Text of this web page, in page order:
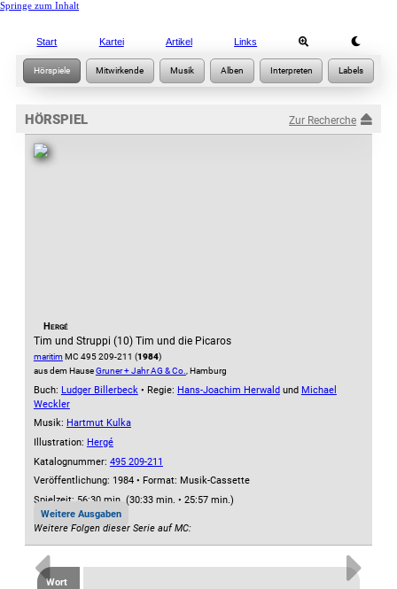
Springe zum Inhalt
Start Kartei Artikel Links
HÖRSPIEL Zur Recherche
Hergé
Tim und Struppi (10) Tim und die Picaros
maritim MC 495 209-211 (1984)
aus dem HauseGruner + Jahr AG & Co., Hamburg
Buch: Ludger Billerbeck• Regie: Hans-Joachim Herwaldund Michael
Weckler
Musik: Hartmut Kulka
Illustration: Hergé
Katalognummer: 495 209-211
Veröffentlichung: 1984• Format: Musik-Cassette
Spielzeit: 56:30 min. (30:33 min. • 25:57 min.)
Weitere Ausgaben
Weitere Folgen dieser Serie auf MC:
Wort